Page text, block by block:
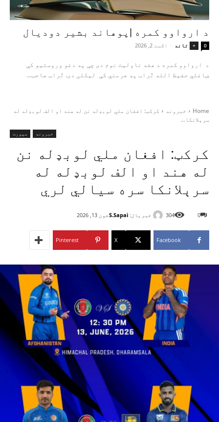
د ارواوو کمره |پوهاند بشیر دودیال
+ تاند - اګست 2, 2026 0
د ارواوو کمره د هغه ناولیت نوم دی چې په دغو وروستیو کې
ښاغلي حفیظ الله تُراب په جرمني کې لیکلی دی. تُراب صاحب...